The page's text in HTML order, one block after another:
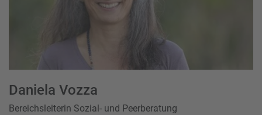
Daniela Vozza
Bereichsleiterin Sozial- und Peerberatung